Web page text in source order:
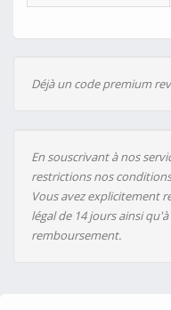
Déjà un code premium
En souscrivant à nos
restrictions nos
Vous avez explicitement
légal de 14 jours ainsi
remboursement.